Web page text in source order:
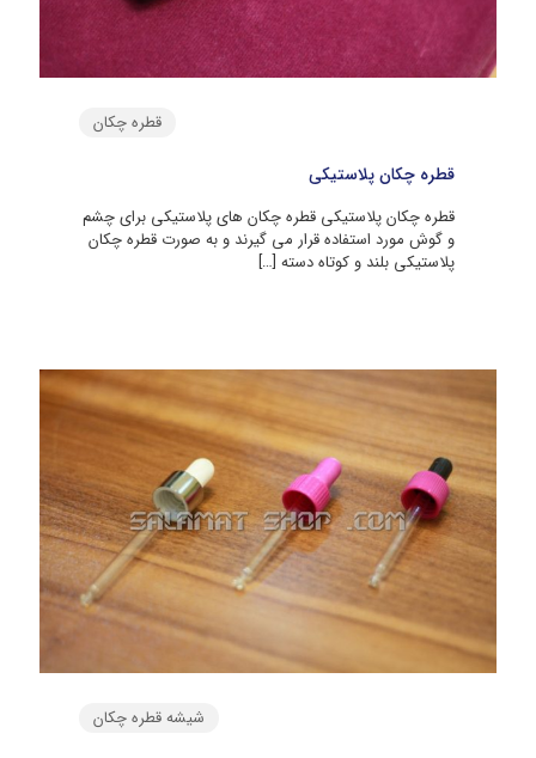
قطره چکان
قطره چکان پلاستیکی
قطره چکان پلاستیکی قطره چکان های پلاستیکی برای چشم
و گوش مورد استفاده قرار می گیرند و به صورت قطره چکان
پلاستیکی بلند و کوتاه دسته […]
شیشه قطره چکان